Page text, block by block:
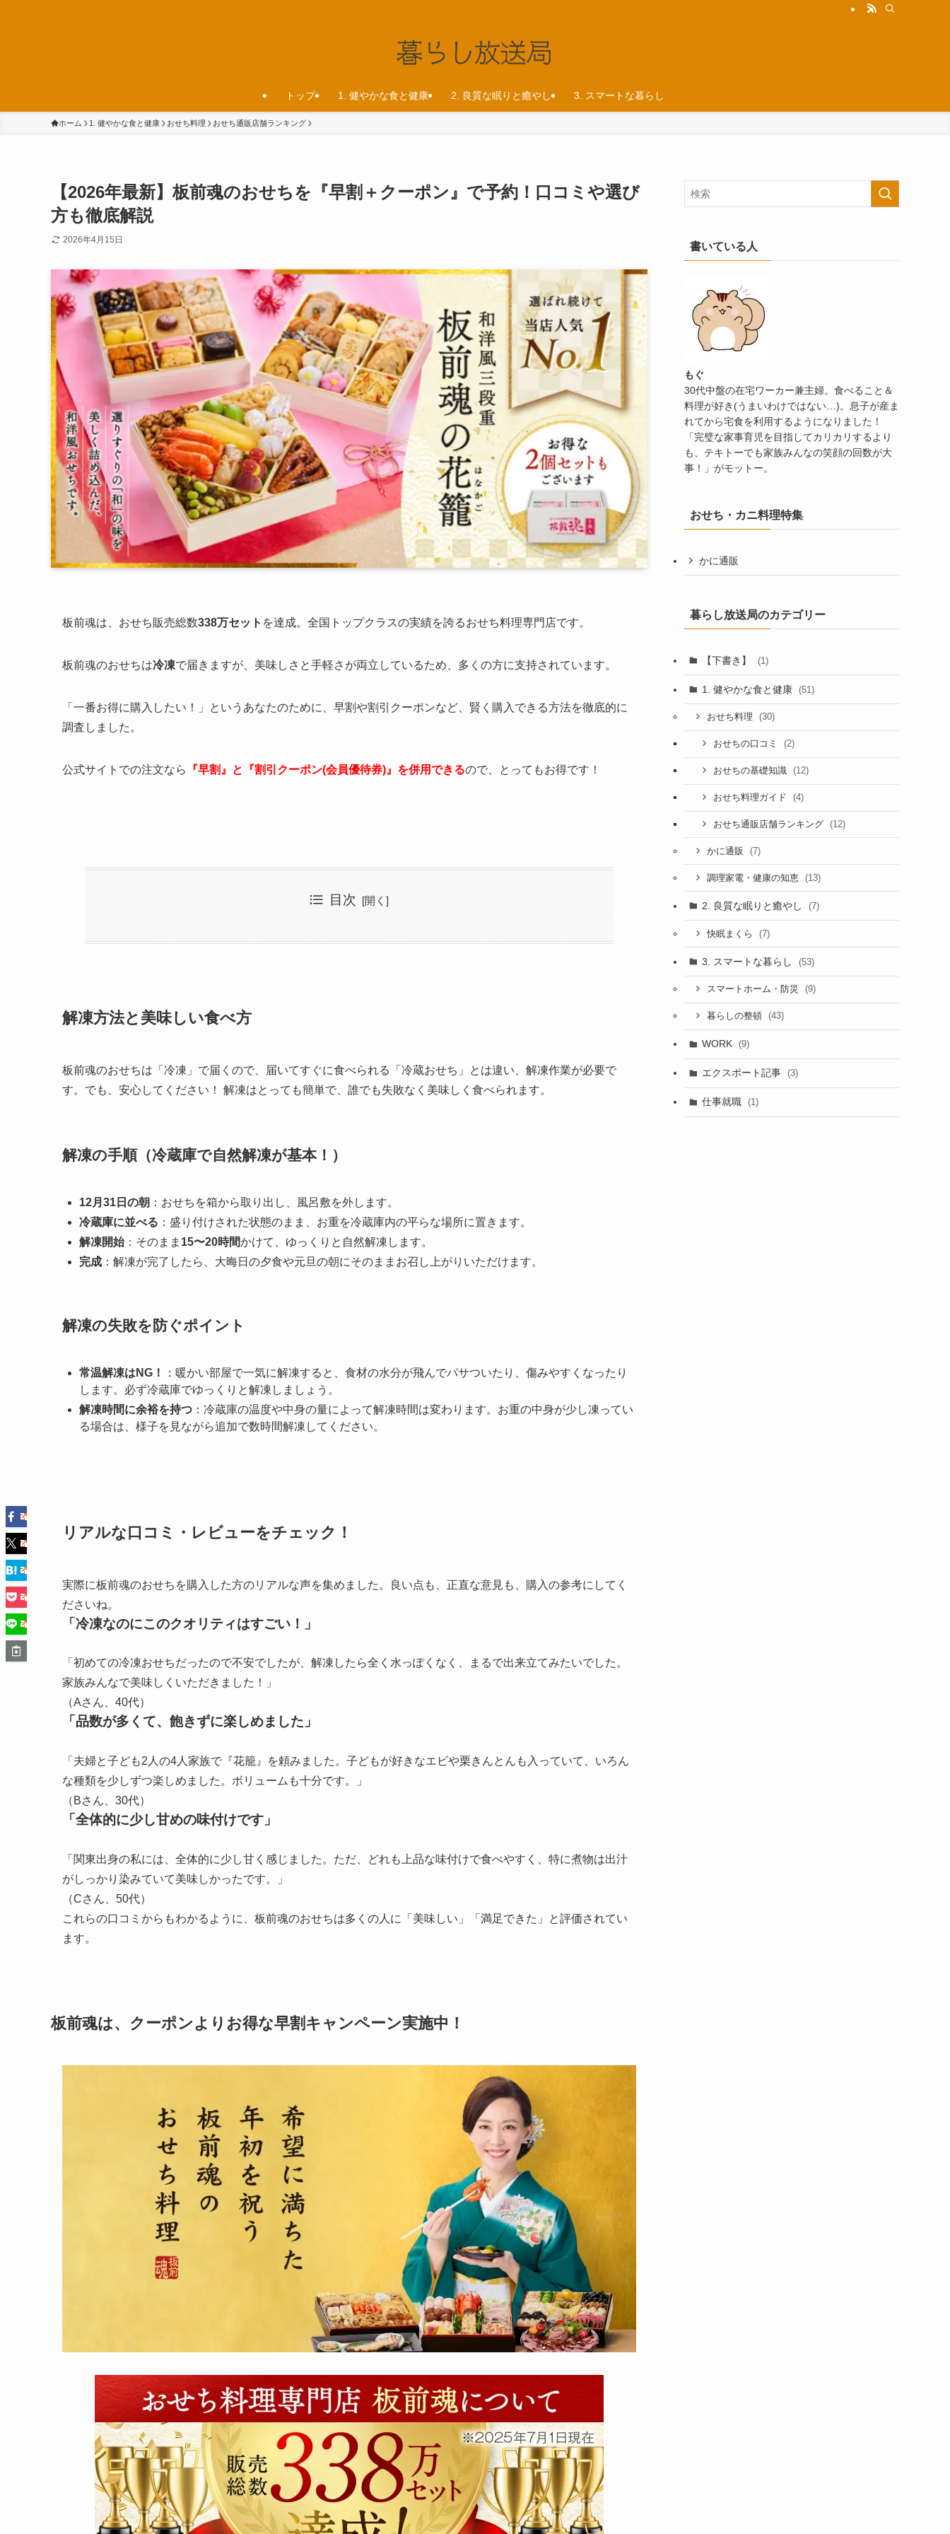
トップ 1. 健やかな食と健康 2. 良質な眠りと癒やし 3. スマートな暮らし
ホーム 1. 健やかな食と健康 おせち料理 おせち通販店舗ランキング
【2026年最新】板前魂のおせちを『早割＋クーポン』で予約！口コミや選び
方も徹底解説
2026年4月15日
板前魂は、おせち販売総数338万セット を達成。全国トップクラスの実績を誇るおせち料理専門店です。
板前魂のおせちは冷凍で届きますが、美味しさと手軽さが両立しているため、多くの方に支持されています。
「一番お得に購入したい！」というあなたのために、 早割や割引クーポンなど、賢く購入できる方法を徹底的に
調査しました。
公式サイトでの注文なら 『早割』と『割引クーポン(会員優待券)』を併用できるので、とってもお得です！
目次
解凍方法と美味しい食べ方
板前魂のおせちは「冷凍」で届くので、届いてすぐに食べられる「冷蔵おせち」とは違い、解凍作業が必要で
す。でも、安心してください！ 解凍はとっても簡単で、誰でも失敗なく美味しく食べられます。
解凍の手順（冷蔵庫で自然解凍が基本！）
12月31日の朝 ：おせちを箱から取り出し、風呂敷を外します。
冷蔵庫に並べる ：盛り付けされた状態のまま、お重を冷蔵庫内の平らな場所に置きます。
解凍開始：そのまま 15〜20時間かけて、ゆっくりと自然解凍します。
完成 ：解凍が完了したら、大晦日の夕食や元旦の朝にそのままお召し上がりいただけます。
解凍の失敗を防ぐポイント
常温解凍はNG！
：暖かい部屋で一気に解凍すると、食材の水分が飛んでパサついたり、傷みやすくなったり
します。必ず冷蔵庫でゆっくりと解凍しましょう。
解凍時間に余裕を持つ ：冷蔵庫の温度や中身の量によって解凍時間は変わります。お重の中身が少し凍ってい
る場合は、様子を見ながら追加で数時間解凍してください。
リアルな口コミ・レビューをチェック！
実際に板前魂のおせちを購入した方のリアルな声を集めました。良い点も、正直な意見も、購入の参考にしてく
ださいね。
「冷凍なのにこのクオリティはすごい！」
「初めての冷凍おせちだったので不安でしたが、解凍したら全く水っぽくなく、まるで出来立てみたいでした。
家族みんなで美味しくいただきました！」
（Aさん、40代）
「品数が多くて、飽きずに楽しめました」
「夫婦と子ども2人の4人家族で『花籠』を頼みました。子どもが好きなエビや栗きんとんも入っていて、いろん
な種類を少しずつ楽しめました。ボリュームも十分です。」
（Bさん、30代）
「全体的に少し甘めの味付けです」
「関東出身の私には、全体的に少し甘く感じました。ただ、どれも上品な味付けで食べやすく、特に煮物は出汁
がしっかり染みていて美味しかったです。」
（Cさん、50代）
これらの口コミからもわかるように、板前魂のおせちは多くの人に「美味しい」「満足できた」と評価されてい
ます。
板前魂は、クーポンよりお得な早割キャンペーン実施中！
書いている人
もぐ
30代中盤の在宅ワーカー兼主婦。食べること＆
料理が好き(うまいわけではない…)。息子が産ま
れてから宅食を利用するようになりました！
「完璧な家事育児を目指してカリカリするより
も、テキトーでも家族みんなの笑顔の回数が大
事！」がモットー。
おせち・カニ料理特集
かに通販
暮らし放送局のカテゴリー
【下書き】 (1)
1. 健やかな食と健康 (51)
おせち料理 (30)
おせちの口コミ (2)
おせちの基礎知識 (12)
おせち料理ガイド (4)
おせち通販店舗ランキング (12)
かに通販 (7)
調理家電・健康の知恵 (13)
2. 良質な眠りと癒やし (7)
快眠まくら (7)
3. スマートな暮らし (53)
スマートホーム・防災 (9)
暮らしの整頓 (43)
WORK (9)
エクスポート記事 (3)
仕事就職 (1)